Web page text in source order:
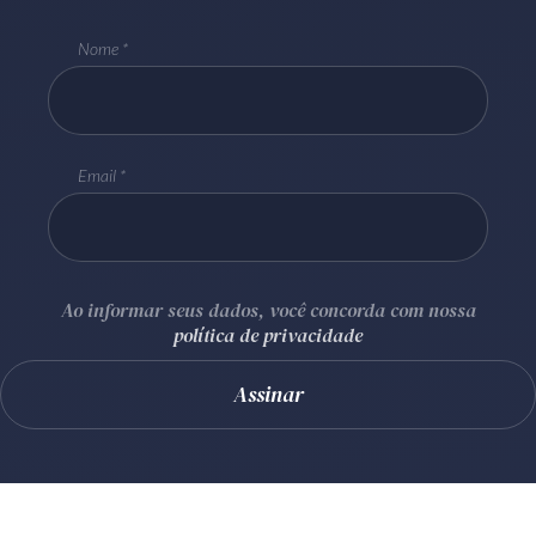
Nome
Email
Ao informar seus dados, você concorda com nossa
política de privacidade